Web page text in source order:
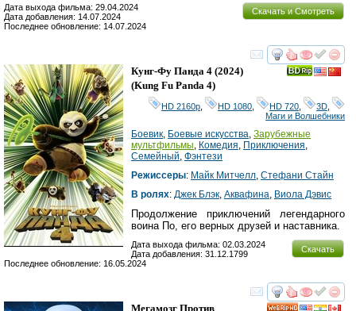
Скачать и Смотреть
Дата выхода фильма: 29.04.2024
Дата добавления: 14.07.2024
Последнее обновление: 14.07.2024
смотреть
Кунг-Фу Панда 4 (2024)
(Kung Fu Panda 4)
HD 2160р HD 1080 HD 720 3D
Маги и Волшебники
Боевик Боевые искусства Зарубежные
мультфильмы Комедия Приключения
Семейный Фэнтези
Режиссеры: Майк Митчелл Стефани Стайн
В ролях: Джек Блэк Аквафина Виола Дэвис
Продолжение приключений легендарного
воина По, его верных друзей и наставника.
Скачать
Дата выхода фильма: 02.03.2024
Дата добавления: 31.12.1799
Последнее обновление: 16.05.2024
смотреть
Мегамозг Против